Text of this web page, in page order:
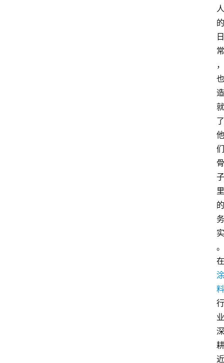
人
的
日
常
，
也
造
就
了
他
们
骨
子
里
的
务
实
。
在
涂
料
行
业
深
耕
近